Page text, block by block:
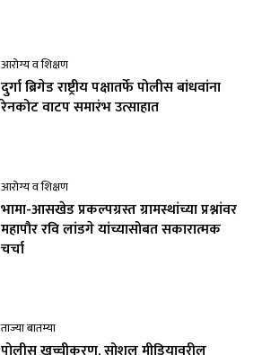
आरोग्य व शिक्षण
दुर्गा ब्रिगेड राष्ट्रीय पक्षातर्फे पोलीस बांधवांना
रेनकोट वाटप समारंभ उत्साहात
आरोग्य व शिक्षण
भामा-आसखेड प्रकल्पग्रस्त ग्रामस्थांच्या प्रश्नांवर
महापौर रवि लांडगे यांच्यासोबत सकारात्मक
चर्चा
ताज्या बातम्या